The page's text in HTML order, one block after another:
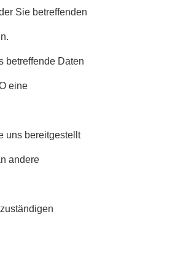
Sie betreffenden
betreffende Daten
eine
uns bereitgestellt
andere